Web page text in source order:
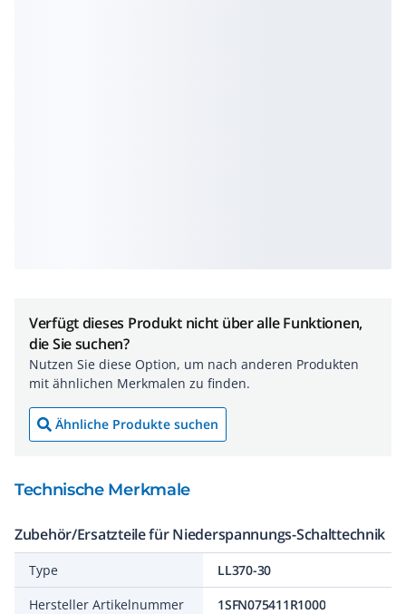
Verfügt dieses Produkt nicht über alle Funktionen,
die Sie suchen?
Nutzen Sie diese Option, um nach anderen Produkten
mit ähnlichen Merkmalen zu finden.
Ähnliche Produkte suchen
Technische Merkmale
Zubehör/Ersatzteile für Niederspannungs-Schalttechnik
Type
LL370-30
Hersteller Artikelnummer
1SFN075411R1000